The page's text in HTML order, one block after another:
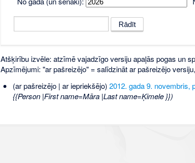
Atšķirību izvēle: atzīmē vajadzīgo versiju apaļās pogas un
Apzīmējumi: "ar pašreizējo" = salīdzināt ar pašreizējo
(ar pašreizējo | ar iepriekšējo) 2012. gada 9. novembris,
{{Person |First name=Māra |Last name=Ķimele }})